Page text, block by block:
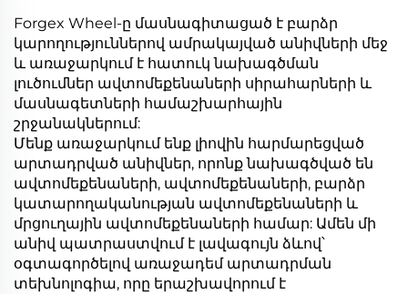
Forgex Wheel-ը մասնագիտացած է բարձր
կարողություններով ամրակայված անիվների մեջ
և առաջարկում է հատուկ նախագծման
լուծումներ ավտոմեքենաների սիրահարների և
մասնագետների համաշխարհային
շրջանակներում:
Մենք առաջարկում ենք լիովին հարմարեցված
արտադրված անիվներ, որոնք նախագծված են
ավտոմեքենաների, ավտոմեքենաների, բարձր
կատարողականության ավտոմեքենաների և
մրցուղային ավտոմեքենաների համար: Ամեն մի
անիվ պատրաստվում է լավագույն ձևով՝
օգտագործելով առաջադեմ արտադրման
տեխնոլոգիա, որը երաշխավորում է